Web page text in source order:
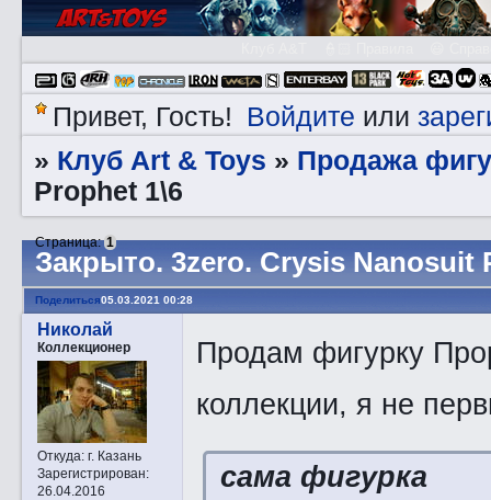
Привет, Гость! Войдите или
» Клуб Art & Toys » Продажа
Prophet 1\6
Закрытo. 3zerо. Crysis Nanosuit
Страница:1
Поделиться05.03.2021 00:28
Николай
Коллекционер
Откуда:г. Казань
Зарегистрирован:
26.04.2016
Продам фигурку
коллекции, я не
сама фигурка